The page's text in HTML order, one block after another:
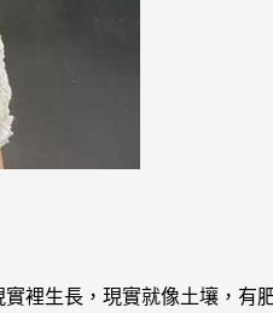
裡生長，現實就像土壤，